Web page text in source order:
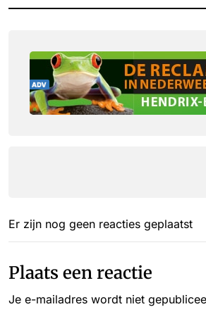
Er zijn nog geen reacties geplaatst
Plaats een reactie
Je e-mailadres wordt niet